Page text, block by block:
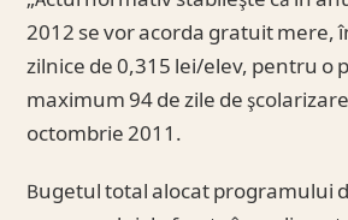
2012 se vor acorda gratuit mere,
zilnice de 0,315 lei/elev, pentru o
maximum 94 de zile de
octombrie 2011.
Bugetul total alocat programului